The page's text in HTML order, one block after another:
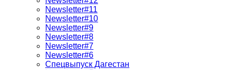
Newsletter#11
Newsletter#10
Newsletter#9
Newsletter#8
Newsletter#7
Newsletter#6
Спецвыпуск Дагестан